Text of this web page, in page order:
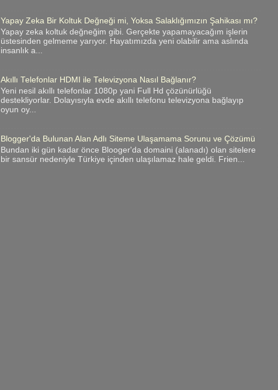
Yapay Zeka Bir Koltuk Değneği mi, Yoksa Salaklığımızın Şahikası mı?
Yapay zeka koltuk değneğim gibi. Gerçekte yapamayacağım işlerin
üstesinden gelmeme yarıyor. Hayatımızda yeni olabilir ama aslında
insanlık a...
Akıllı Telefonlar HDMI ile Televizyona Nasıl Bağlanır?
Yeni nesil akıllı telefonlar 1080p yani Full Hd çözünürlüğü
destekliyorlar. Dolayısıyla evde akıllı telefonu televizyona bağlayıp
oyun oy...
Blogger'da Bulunan Alan Adlı Siteme Ulaşamama Sorunu ve Çözümü
Bundan iki gün kadar önce Blooger'da domaini (alanadı) olan sitelere
bir sansür nedeniyle Türkiye içinden ulaşılamaz hale geldi. Frien...